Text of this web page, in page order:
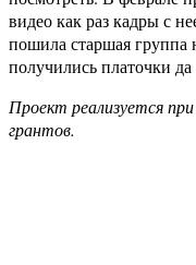
видео как раз кадры с
пошила старшая группа
получились платочки
Проект реализуется
грантов.